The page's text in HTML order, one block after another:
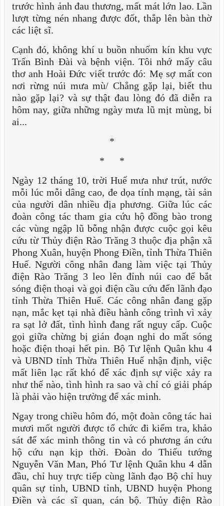
trước hình ảnh đau thương, mất mát lớn lao. Lần
lượt từng nén nhang được đốt, thắp lên bàn thờ
các liệt sĩ.
Cạnh đó, không khí u buồn nhuốm kín khu vực
Trấn Bình Đài và bệnh viện. Tôi nhớ mấy câu
thơ anh Hoài Đức viết trước đó: Mẹ sợ mất con
nơi rừng núi mưa mù/ Chẳng gặp lại, biết thu
nào gặp lại? và sự thật đau lòng đó đã diễn ra
hôm nay, giữa những ngày mưa lũ mịt mùng, bi
ai...
*
* *
Ngày 12 tháng 10, trời Huế mưa như trút, nước
mỗi lúc mỗi dâng cao, đe dọa tính mạng, tài sản
của người dân nhiều địa phương. Giữa lúc các
đoàn công tác tham gia cứu hộ đồng bào trong
các vùng ngập lũ bỗng nhận được cuộc gọi kêu
cứu từ Thủy điện Rào Trăng 3 thuộc địa phận xã
Phong Xuân, huyện Phong Điền, tỉnh Thừa Thiên
Huế. Người công nhân đang làm việc tại Thủy
điện Rào Trăng 3 leo lên đỉnh núi cao để bắt
sóng điện thoại và gọi điện cầu cứu đến lãnh đạo
tỉnh Thừa Thiên Huế. Các công nhân đang gặp
nạn, mắc kẹt tại nhà điều hành công trình vì xảy
ra sạt lở đất, tình hình đang rất nguy cấp. Cuộc
gọi giữa chừng bị gián đoạn nghi do mất sóng
hoặc điện thoại hết pin. Bộ Tư lệnh Quân khu 4
và UBND tỉnh Thừa Thiên Huế nhận định, việc
mất liên lạc rất khó để xác định sự việc xảy ra
như thế nào, tình hình ra sao và chỉ có giải pháp
là phải vào hiện trường để xác minh.
Ngay trong chiều hôm đó, một đoàn công tác hai
mươi mốt người được tổ chức đi kiểm tra, khảo
sát để xác minh thông tin và có phương án cứu
hộ cứu nạn kịp thời. Đoàn do Thiếu tướng
Nguyễn Văn Man, Phó Tư lệnh Quân khu 4 dẫn
đầu, chỉ huy trực tiếp cùng lãnh đạo Bộ chỉ huy
quân sự tỉnh, UBND tỉnh, UBND huyện Phong
Điền và các sĩ quan, cán bộ. Thủy điện Rào